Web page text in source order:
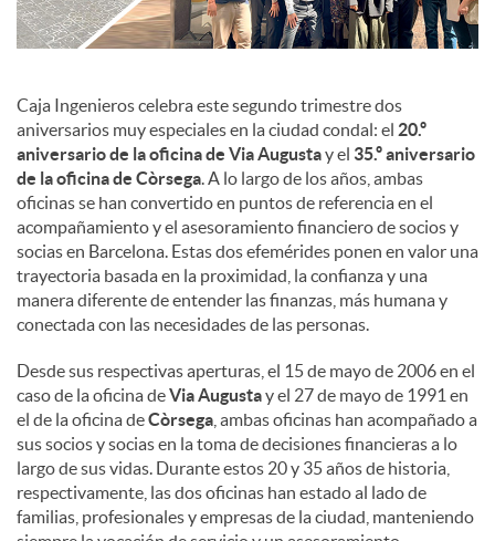
n
t
e
n
i
d
o
s
Caja Ingenieros celebra este segundo trimestre dos
aniversarios muy especiales en la ciudad condal: el 20.º
aniversario de la oficina de Via Augustay el 35.º aniversario
de la oficina de Còrsega. A lo largo de los años, ambas
oficinas se han convertido en puntos de referencia en el
acompañamiento y el asesoramiento financiero de socios y
socias en Barcelona. Estas dos efemérides ponen en valor una
trayectoria basada en la proximidad, la confianza y una
manera diferente de entender las finanzas, más humana y
conectada con las necesidades de las personas.
Desde sus respectivas aperturas, el 15 de mayo de 2006 en el
caso de la oficina deVia Augustay el 27 de mayo de 1991 en
el de la oficina deCòrsega , ambas oficinas han acompañado a
sus socios y socias en la toma de decisiones financieras a lo
largo de sus vidas. Durante estos 20 y 35 años de historia,
respectivamente, las dos oficinas han estado al lado de
familias, profesionales y empresas de la ciudad, manteniendo